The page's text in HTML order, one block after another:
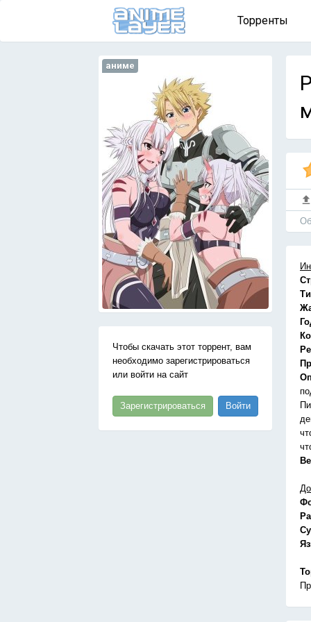
Торренты
аниме
Чтобы скачать этот торрент, вам
необходимо зарегистрироваться
или войти на сайт
Зарегистрироваться Войти